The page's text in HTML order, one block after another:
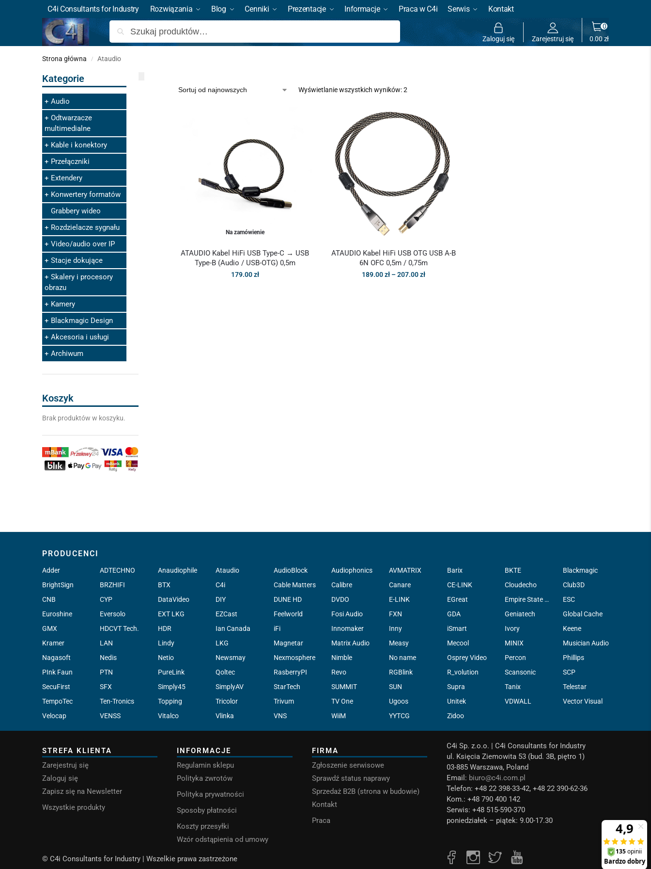
C4i Consultants for Industry Rozwiązania Blog Cenniki Prezentacje Informacje Praca w C4i Serwis Kontakt
Szukaj
Zaloguj się Zarejestruj się 0.00zł
0
Strona główna / Ataudio
Wyświetlanie wszystkich wyników: 2
Na zamówienie
ATAUDIO Kabel HiFi USB Type-C → USB
Type-B (Audio / USB-OTG) 0,5m
179.00zł
ATAUDIO Kabel HiFi USB OTG USB A-B
6N OFC 0,5m / 0,75m
189.00zł – 207.00zł
Kategorie
Audio
Odtwarzacze
multimedialne
Kable i konektory
Przełączniki
Extendery
Konwertery formatów
Grabbery wideo
Rozdzielacze sygnału
Video/audio over IP
Stacje dokujące
Skalery i procesory
obrazu
Kamery
Blackmagic Design
Akcesoria i usługi
Archiwum
Koszyk
Brak produktów w koszyku.
PRODUCENCI
Adder ADTECHNO Anaudiophile Ataudio AudioBlock Audiophonics AVMATRIX Barix BKTE
Blackmagic
BrightSign
BRZHIFI BTX C4i Cable Matters Calibre Canare CE-LINK Cloudecho
Club3D
CNB
CYP DataVideo DIY DUNE HD DVDO E-LINK EGreat Empire State Filter Company, INC.
ESC
Euroshine
Eversolo EXT LKG EZCast Feelworld Fosi Audio FXN GDA Geniatech
Global Cache
GMX
HDCVT Tech. HDR Ian Canada iFi Innomaker Inny iSmart Ivory
Keene
Kramer
LAN Lindy LKG Magnetar Matrix Audio Measy Mecool MINIX
Musician Audio
Nagasoft
Nedis Netio Newsmay Nexmosphere Nimble No name Osprey Video Percon
Phillips
PInk Faun
PTN PureLink Qoltec RasberryPI Revo RGBlink R_volution Scansonic
SCP
SecuFirst
SFX Simply45 SimplyAV StarTech SUMMIT SUN Supra Tanix
Telestar
TempoTec
Ten-Tronics Topping Tricolor Trivum TV One Ugoos Unitek VDWALL
Vector Visual
Velocap
VENSS Vitalco Vlinka VNS WiiM YYTCG Zidoo
STREFA KLIENTA
Zarejestruj się
Zaloguj się
Zapisz się na Newsletter
Wszystkie produkty
INFORMACJE
Regulamin sklepu
Polityka zwrotów
Polityka prywatności
Sposoby płatności
Koszty przesyłki
Wzór odstąpienia od umowy
FIRMA
Zgłoszenie serwisowe
Sprawdź status naprawy
Sprzedaż B2B (strona w budowie)
Kontakt
Praca
C4i Sp. z.o.o. | C4i Consultants for Industry
ul. Księcia Ziemowita 53 (bud. 3B, piętro 1)
03-885 Warszawa, Poland
Email: biuro@c4i.com.pl
Telefon: +48 22 398-33-42, +48 22 390-62-36
Kom.: +48 790 400 142
Serwis: +48 515-590-370
poniedziałek – piątek: 9.00-17.30
© C4i Consultants for Industry | Wszelkie prawa zastrzeżone